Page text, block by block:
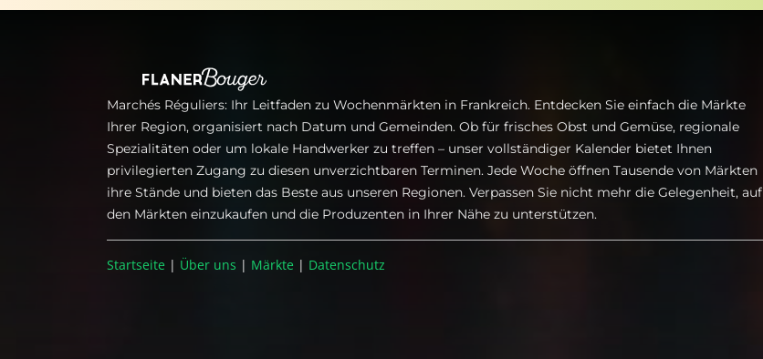
Marchés Réguliers: Ihr Leitfaden zu Wochenmärkten in Frankreich. Entdecken Sie einfach die Märkte
Ihrer Region, organisiert nach Datum und Gemeinden. Ob für frisches Obst und Gemüse, regionale
Spezialitäten oder um lokale Handwerker zu treffen – unser vollständiger Kalender bietet Ihnen
privilegierten Zugang zu diesen unverzichtbaren Terminen. Jede Woche öffnen Tausende von Märkten
ihre Stände und bieten das Beste aus unseren Regionen. Verpassen Sie nicht mehr die Gelegenheit, auf
den Märkten einzukaufen und die Produzenten in Ihrer Nähe zu unterstützen.
Startseite | Über uns | Märkte | Datenschutz